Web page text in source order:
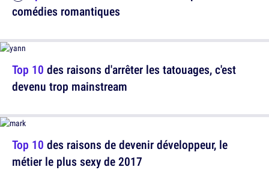
comédies romantiques
Top 10 des raisons de devenir développeur, le
métier le plus sexy de 2017
Top 10 des raisons d'arrêter les tatouages, c'est
devenu trop mainstream